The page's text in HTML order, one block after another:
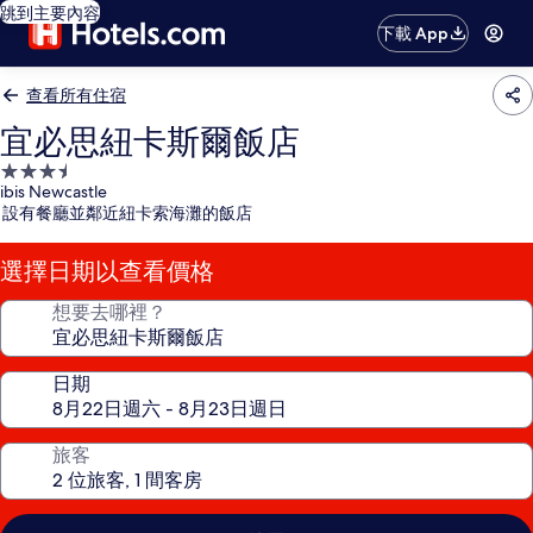
跳到主要內容
下載 App
查看所有住宿
宜必思紐卡斯爾飯店
3.5
星
級
住
宿
ibis Newcastle
設有餐廳並鄰近紐卡索海灘的飯店
選擇日期以查看價格
想要去哪裡？
日期
旅客